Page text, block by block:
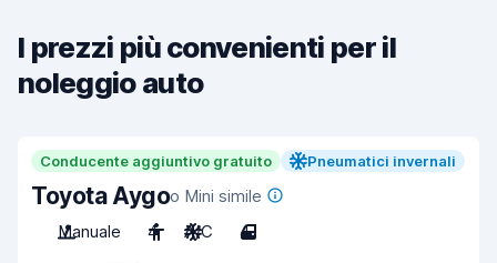
I prezzi più convenienti per il
noleggio auto
Conducente aggiuntivo gratuito Pneumatici invernali
Toyota Aygoo Mini simile
Manuale
4 A/C 4